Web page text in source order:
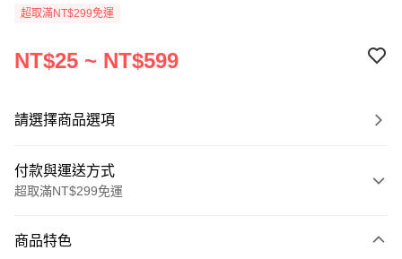
超取滿NT$299免運
NT$25 ~ NT$599
請選擇商品選項
付款與運送方式
超取滿NT$299免運
信用卡一次付款
商品特色